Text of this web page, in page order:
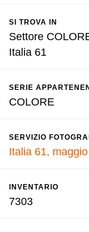
SI TROVA IN
Settore
Italia 61
SERIE
COLORE
SERVIZIO
Italia 61,
INVENTARIO
7303